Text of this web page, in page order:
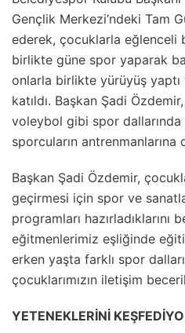
Gençlik Merkezi’ndeki Tam
ederek, çocuklarla eğlenceli
birlikte güne spor yaparak
onlarla birlikte yürüyüş yaptı
katıldı. Başkan Şadi
voleybol gibi spor
sporcuların antrenmanlarına
Başkan Şadi Özdemir,
geçirmesi için spor ve
programları hazırladıklarını
eğitmenlerimiz eşliğinde
erken yaşta farklı spor
çocuklarımızın iletişim
YETENEKLERİNİ